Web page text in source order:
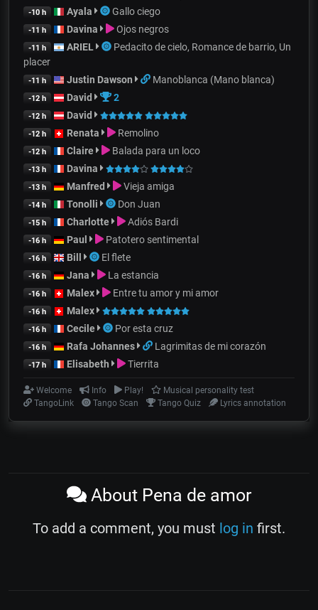
-10 h Ayala Gallo ciego
-11 h Davina Ojos negros
-11 h ARIEL
Pedacito de cielo, Romance de barrio, Un
placer
-11 h Justin Dawson Manoblanca (Mano blanca)
-12 h David 2
-12 h David
-12 h Renata Remolino
-12 h Claire Balada para un loco
-13 h Davina
-13 h Manfred Vieja amiga
-14 h Tonolli Don Juan
-15 h Charlotte Adiós Bardi
-16 h Paul Patotero sentimental
-16 h Bill El flete
-16 h Jana La estancia
-16 h Malex Entre tu amor y mi amor
-16 h Malex
-16 h Cecile Por esta cruz
-16 h Rafa Johannes Lagrimitas de mi corazón
-17 h Elisabeth Tierrita
Welcome Info Play!
Musical personality test
TangoLink
Tango Scan Tango Quiz Lyrics annotation
About Pena de amor
To add a comment, you must log in first.